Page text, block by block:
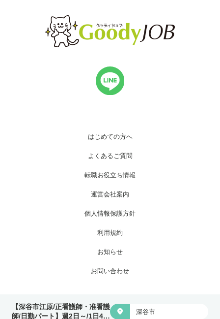
【深谷市江原/正看護師・准看護
師/日勤パート】週2日～/1日4時
 深谷市
はじめての方へ
よくあるご質問
転職お役立ち情報
運営会社案内
個人情報保護方針
利用規約
お知らせ
お問い合わせ